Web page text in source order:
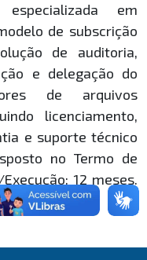
em
de subscrição
de auditoria,
e delegação do
de arquivos
licenciamento,
e suporte técnico
no Termo de
12 meses.